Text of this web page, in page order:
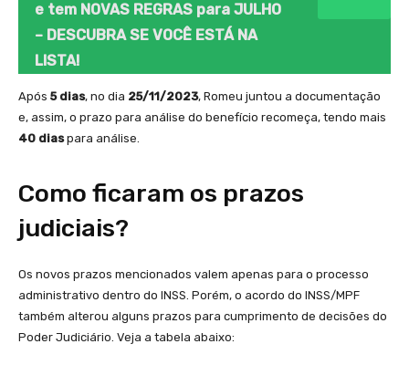
e tem NOVAS REGRAS para JULHO
– DESCUBRA SE VOCÊ ESTÁ NA
LISTA!
Após 5 dias, no dia 25/11/2023, Romeu juntou a documentação
e, assim, o prazo para análise do benefício recomeça, tendo mais
40 diaspara análise.
Como ficaram os prazos
judiciais?
Os novos prazos mencionados valem apenas para o processo
administrativo dentro do INSS. Porém, o acordo do INSS/MPF
também alterou alguns prazos para cumprimento de decisões do
Poder Judiciário. Veja a tabela abaixo: